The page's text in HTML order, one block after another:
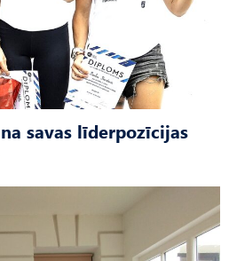
savas līderpozīcijas